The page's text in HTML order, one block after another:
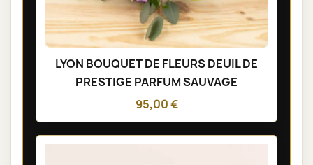
LYON BOUQUET DE FLEURS DEUIL DE
PRESTIGE PARFUM SAUVAGE
95,00 €